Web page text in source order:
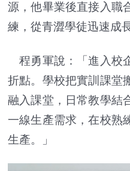
源，他畢業後直接入職
練，從青澀學徒迅速成
程勇軍說：「進入校
折點。學校把實訓課堂
融入課堂，日常教學結
一線生產需求，在校熟
生產。」